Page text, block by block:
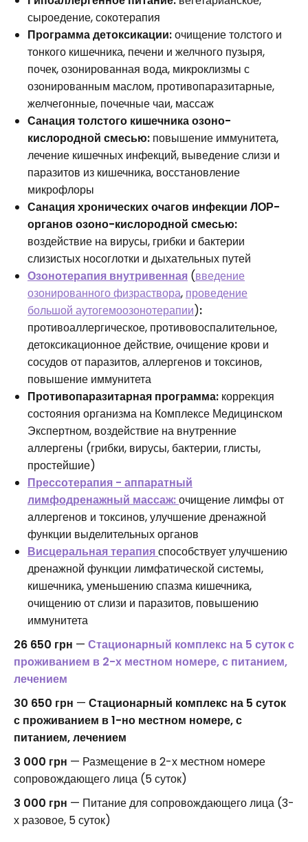
сыроедение, сокотерапия
Программа детоксикации:очищение толстого и
тонкого кишечника, печени и желчного пузыря,
почек, озонированная вода, микроклизмы с
озонированным маслом, противопаразитарные,
желчегонные, почечные чаи, массаж
Санация толстого кишечника озоно-
кислородной смесью: повышение иммунитета,
лечение кишечных инфекций, выведение слизи и
паразитов из кишечника, восстановление
микрофлоры
Санация хронических очагов инфекции ЛОР-
органов озоно-кислородной смесью:
воздействие на вирусы, грибки и бактерии
слизистых носоглотки и дыхательных путей
Озонотерапия внутривенная (введение
озонированного физраствора, проведение
большой аутогемоозонотерапии):
противоаллергическое, противовоспалительное,
детоксикационное действие, очищение крови и
сосудов от паразитов, аллергенов и токсинов,
повышение иммунитета
Противопаразитарная программа: коррекция
состояния организма на Комплексе Медицинском
Экспертном, воздействие на внутренние
аллергены (грибки, вирусы, бактерии, глисты,
простейшие)
Прессотерапия - аппаратный
лимфодренажный массаж:очищение лимфы от
аллергенов и токсинов, улучшение дренажной
функции выделительных органов
Висцеральная терапияспособствует улучшению
дренажной функции лимфатической системы,
кишечника, уменьшению спазма кишечника,
очищению от слизи и паразитов, повышению
иммунитета
26 650 грн — Стационарный комплекс на 5 суток с
проживанием в 2-х местном номере, с питанием,
лечением
30 650 грн — Стационарный комплекс на 5 суток
с проживанием в 1-но местном номере, с
питанием, лечением
3 000 грн — Размещение в 2-х местном номере
сопровождающего лица (5 суток)
3 000 грн — Питание для сопровождающего лица (3-
х разовое, 5 суток)